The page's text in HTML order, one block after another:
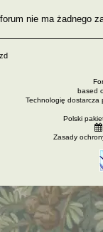
nie ma żadnego
based
Technologię dostarcza
Polski
Zasady